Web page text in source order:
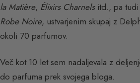
la Matière, Élixirs Charnelsitd., pa tudi
Robe Noire, ustvarjenim skupaj z
okoli 70 parfumov.
Več kot 10 let sem nadaljevala z
do parfuma prek svojega bloga.